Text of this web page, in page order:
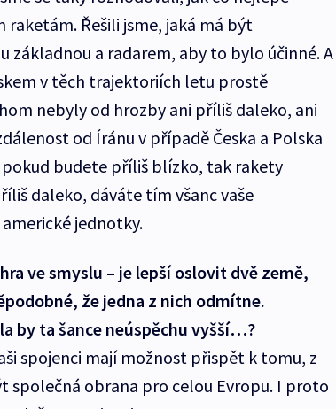
Řešili jsme, jaká má být
a radarem, aby to bylo účinné. A
v těch trajektoriích letu prostě
nebyly od hrozby ani příliš daleko, ani
od Íránu v případě Česka a Polska
budete příliš blízko, tak rakety
daleko, dáváte tím všanc vaše
jednotky.
ve smyslu – je lepší oslovit dvě země,
že jedna z nich odmítne.
by ta šance neúspěchu vyšší…?
spojenci mají možnost přispět k tomu, z
společná obrana pro celou Evropu. I proto